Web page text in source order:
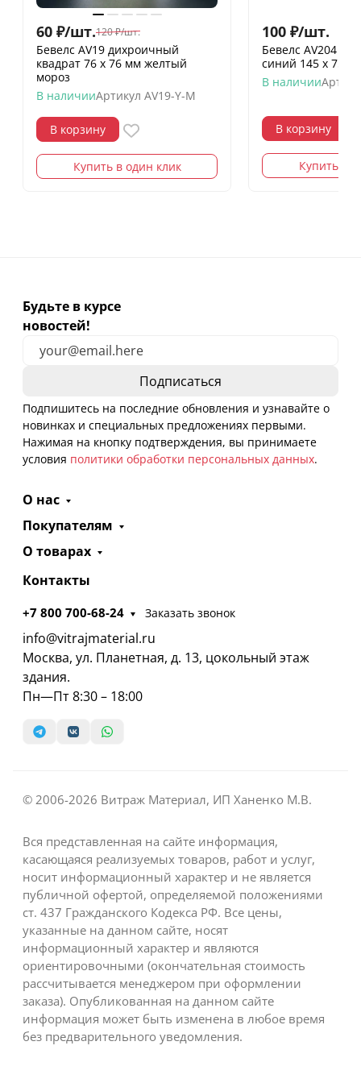
60 ₽/шт.120 ₽/шт.
Бевелс AV19 дихроичный
квадрат 76 х 76 мм желтый
мороз
В наличииАртикул AV19-Y-M
В корзину
Купить в один клик
100 ₽/шт.
Бевелс AV204
синий 145 х 75
В наличии
В корзину
Купить в
Будьте в курсе
новостей!
Подпишитесь на последние обновления и узнавайте о
новинках и специальных предложениях первыми.
Нажимая на кнопку подтверждения, вы принимаете
условия политики обработки персональных данных.
О нас
Покупателям
О товарах
Контакты
+7 800 700-68-24 Заказать звонок
info@vitrajmaterial.ru
Москва, ул. Планетная, д. 13, цокольный этаж
здания.
Пн—Пт 8:30 – 18:00
© 2006-2026 Витраж Материал, ИП Ханенко М.В.
Вся представленная на сайте информация,
касающаяся реализуемых товаров, работ и услуг,
носит информационный характер и не является
публичной офертой, определяемой положениями
ст. 437 Гражданского Кодекса РФ. Все цены,
указанные на данном сайте, носят
информационный характер и являются
ориентировочными (окончательная стоимость
рассчитывается менеджером при оформлении
заказа). Опубликованная на данном сайте
информация может быть изменена в любое время
без предварительного уведомления.